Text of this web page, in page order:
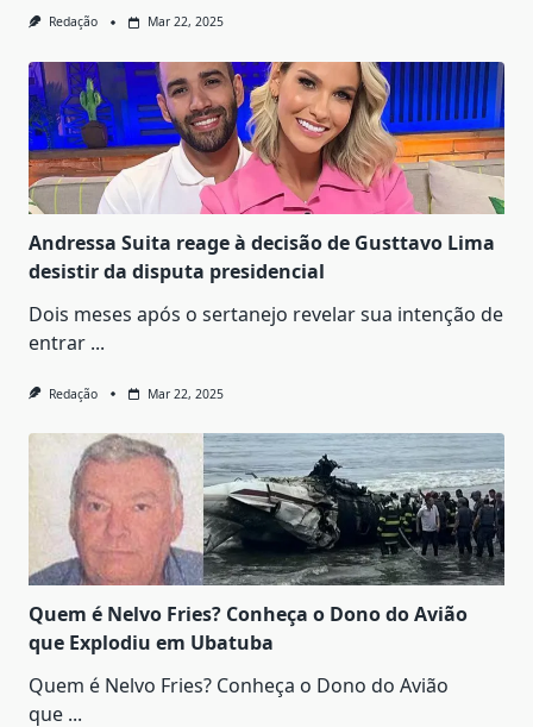
Redação Mar 22, 2025
Andressa Suita reage à decisão de Gusttavo Lima
desistir da disputa presidencial
Dois meses após o sertanejo revelar sua intenção de
entrar ...
Redação Mar 22, 2025
Quem é Nelvo Fries? Conheça o Dono do Avião
que Explodiu em Ubatuba
Quem é Nelvo Fries? Conheça o Dono do Avião
que ...